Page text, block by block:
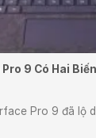
9 Có Hai
Pro 9 đã lộ